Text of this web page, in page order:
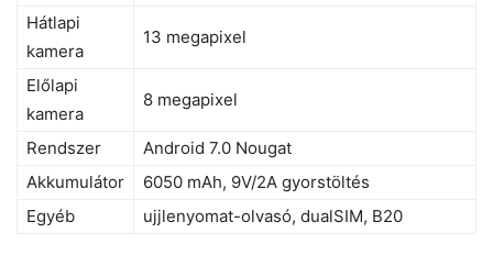
Hátlapi
kamera
13 megapixel
Előlapi
kamera
8 megapixel
Rendszer
Android 7.0 Nougat
Akkumulátor
6050 mAh, 9V/2A gyorstöltés
Egyéb
ujjlenyomat-olvasó, dualSIM, B20